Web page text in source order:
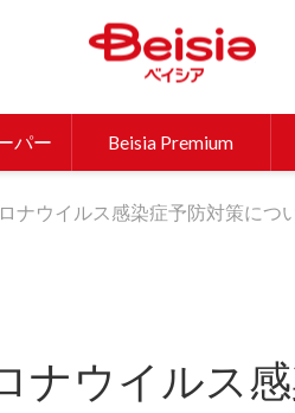
パー Beisia Premium
ナウイルス感染症予防対策につ
ナウイルス